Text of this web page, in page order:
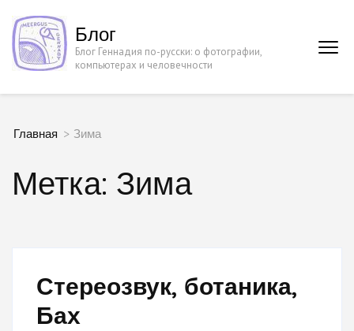
Перейти
содержимому
Блог
Блог Геннадия по-русски: о фотографии,
компьютерах и человечности
Главная > Зима
Метка: Зима
Стереозвук, ботаника,
Бах